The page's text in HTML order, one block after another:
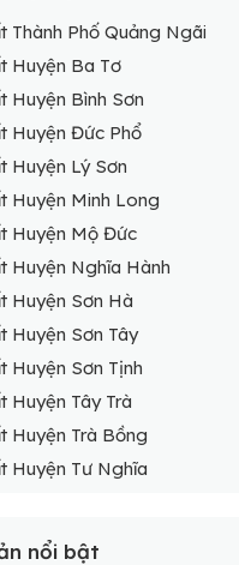
Thành Phố Quảng Ngãi
Huyện Ba Tơ
Huyện Bình Sơn
Huyện Đức Phổ
Huyện Lý Sơn
Huyện Minh Long
Huyện Mộ Đức
Huyện Nghĩa Hành
Huyện Sơn Hà
Huyện Sơn Tây
Huyện Sơn Tịnh
Huyện Tây Trà
Huyện Trà Bồng
Huyện Tư Nghĩa
nổi bật